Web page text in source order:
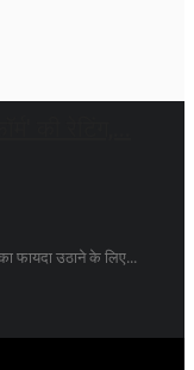
फायदा उठाने के लिए...